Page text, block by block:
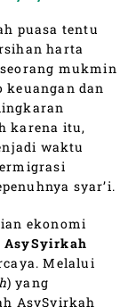
puasa tentu
harta
mukmin
dan
karena itu,
waktu
syar’i.
ekonomi
AsySyirkah
Melalui
) yang
AsySyirkah